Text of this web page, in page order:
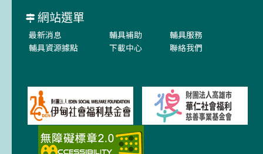
網站選單
最新消息 輔具補助
輔具服務
輔具資源據點
下載中心 聯絡我們